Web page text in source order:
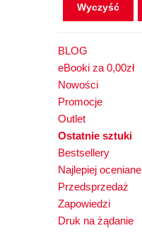
Wyczyść
BLOG
eBooki za 0,00zł
Nowości
Promocje
Outlet
Ostatnie sztuki
Bestsellery
Najlepiej oceniane
Przedsprzedaż
Zapowiedzi
Druk na żądanie